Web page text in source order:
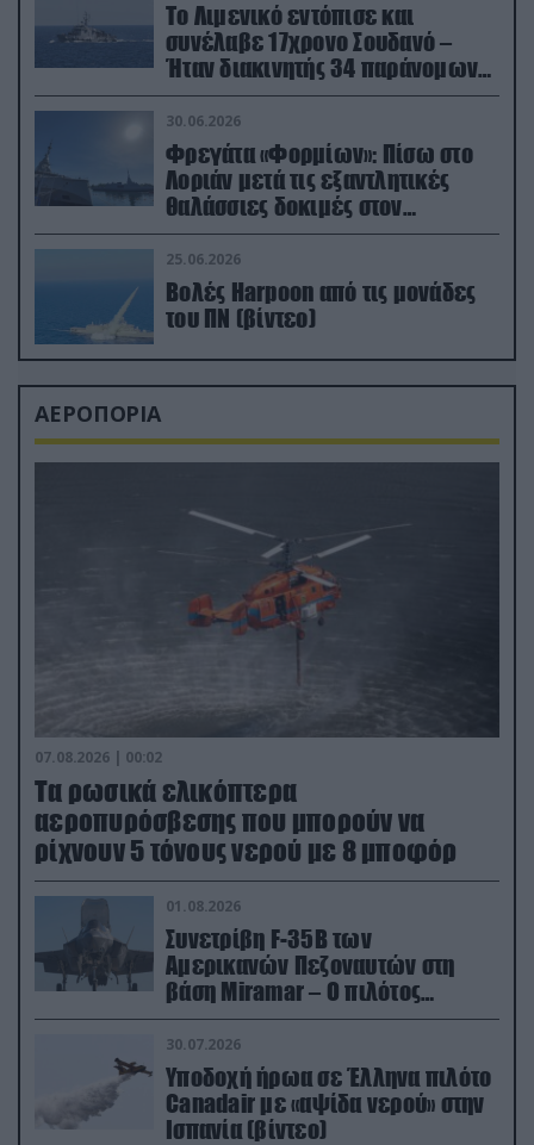
Το Λιμενικό εντόπισε και
συνέλαβε 17χρονο Σουδανό –
Ήταν διακινητής 34 παράνομων
μεταναστών
30.06.2026
Φρεγάτα «Φορμίων»: Πίσω στο
Λοριάν μετά τις εξαντλητικές
θαλάσσιες δοκιμές στον
απαιτητικό Βισκαϊκό
25.06.2026
Βολές Harpoon από τις μονάδες
του ΠΝ (βίντεο)
ΑΕΡΟΠΟΡΙΑ
07.08.2026 | 00:02
Τα ρωσικά ελικόπτερα
αεροπυρόσβεσης που μπορούν να
ρίχνουν 5 τόνους νερού με 8 μποφόρ
01.08.2026
Συνετρίβη F-35B των
Αμερικανών Πεζοναυτών στη
βάση Miramar – Ο πιλότος
εκτινάχθηκε εγκαίρως
30.07.2026
Υποδοχή ήρωα σε Έλληνα πιλότο
Canadair με «αψίδα νερού» στην
Ισπανία (βίντεο)